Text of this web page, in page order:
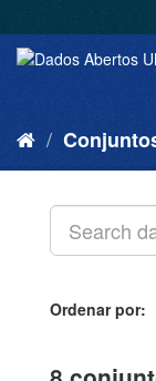
Ordenar por